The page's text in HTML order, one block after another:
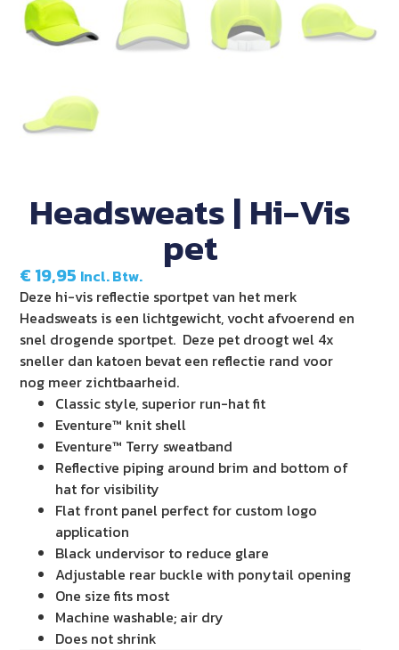
Headsweats | Hi-Vis
pet
€ 19,95 Incl. Btw.
Deze hi-vis reflectie sportpet van het merk
Headsweats is een lichtgewicht, vocht afvoerend en
snel drogende sportpet. Deze pet droogt wel 4x
sneller dan katoen bevat een reflectie rand voor
nog meer zichtbaarheid.
Classic style, superior run-hat fit
Eventure™ knit shell
Eventure™ Terry sweatband
Reflective piping around brim and bottom of
hat for visibility
Flat front panel perfect for custom logo
application
Black undervisor to reduce glare
Adjustable rear buckle with ponytail opening
One size fits most
Machine washable; air dry
Does not shrink